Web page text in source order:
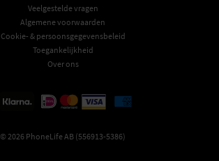
Veelgestelde vragen
Algemene voorwaarden
Cookie- & persoonsgegevensbeleid
Toegankelijkheid
Over ons
© 2026 PhoneLife AB (556913-5386)